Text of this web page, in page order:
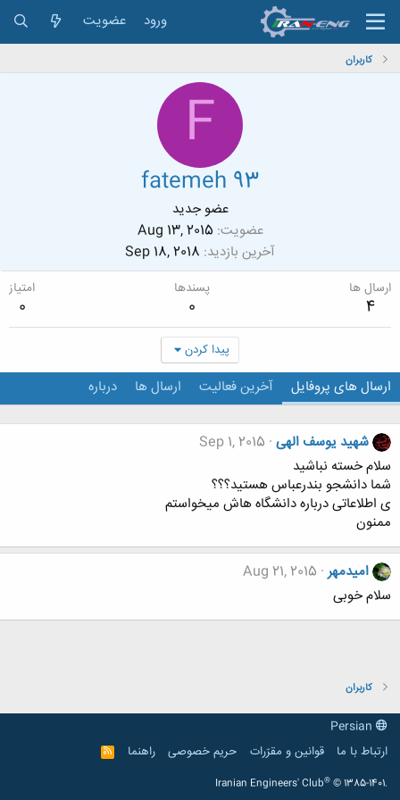
ورود عضویت
کاربران
F
fatemeh 93
عضو جدید
عضویت Aug 13, 2015
آخرین بازدید Sep 18, 2018
ارسال ها
4
پسندها
0
امتیاز
0
پیدا کردن
ارسال های پروفایل آخرین فعالیت ارسال ها درباره
شهید یوسف الهی Sep 1, 2015
سلام خسته نباشید
شما دانشجو بندرعباس هستید؟؟؟
ی اطلاعاتی درباره دانشگاه هاش میخواستم
ممنون
امیدمهر Aug 21, 2015
سلام خوبی
کاربران
ارتباط با ما
قوانین و مقرّرات حریم خصوصی راهنما
R
S
Iranian Engineers' Club® © 1385-1401.